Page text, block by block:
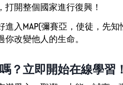
打開整個國家進行復興！
進入MAP(彌賽亞，使徒，先
你改變他人的生命。
？立即開始在線學習！